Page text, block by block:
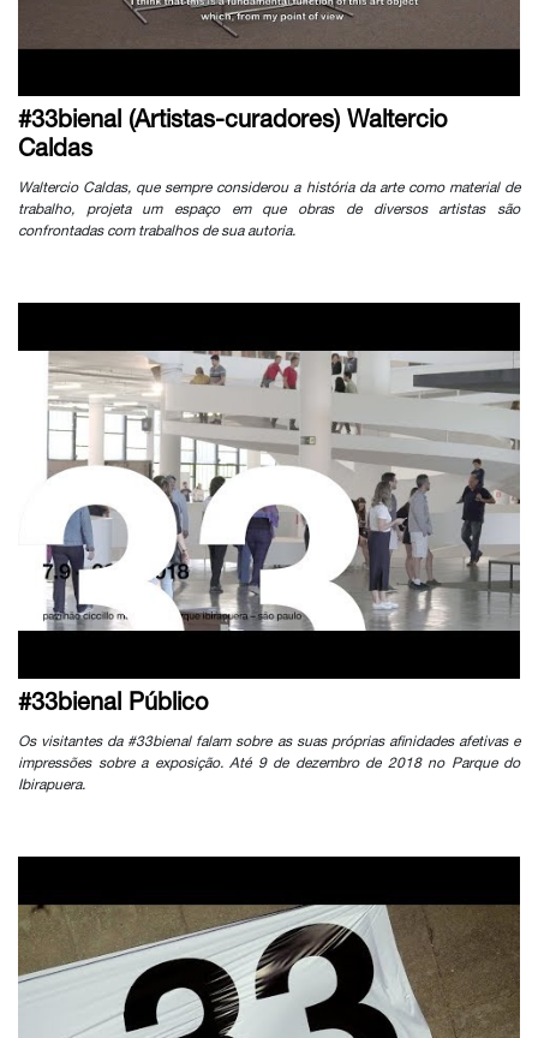
#33bienal (Artistas-curadores) Waltercio
Caldas
Waltercio Caldas, que sempre considerou a história da arte como material de
trabalho, projeta um espaço em que obras de diversos artistas são
confrontadas com trabalhos de sua autoria.
#33bienal Público
Os visitantes da #33bienal falam sobre as suas próprias afinidades afetivas e
impressões sobre a exposição. Até 9 de dezembro de 2018 no Parque do
Ibirapuera.